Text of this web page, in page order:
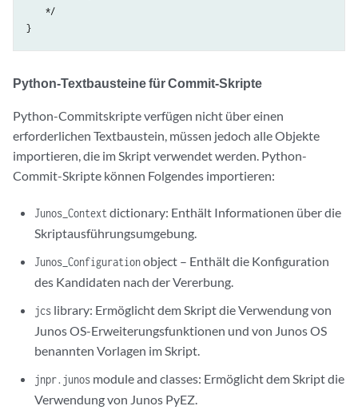
*/
}
Python-Textbausteine für Commit-Skripte
Python-Commitskripte verfügen nicht über einen
erforderlichen Textbaustein, müssen jedoch alle Objekte
importieren, die im Skript verwendet werden. Python-
Commit-Skripte können Folgendes importieren:
Junos_Contextdictionary: Enthält Informationen über die
Skriptausführungsumgebung.
Junos_Configurationobject – Enthält die Konfiguration
des Kandidaten nach der Vererbung.
jcs library: Ermöglicht dem Skript die Verwendung von
Junos OS-Erweiterungsfunktionen und von Junos OS
benannten Vorlagen im Skript.
jnpr.junos module and classes: Ermöglicht dem Skript die
Verwendung von Junos PyEZ.